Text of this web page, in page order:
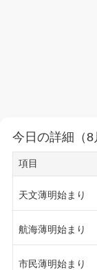
今日の詳細（8
項目
天文薄明始まり
航海薄明始まり
市民薄明始まり